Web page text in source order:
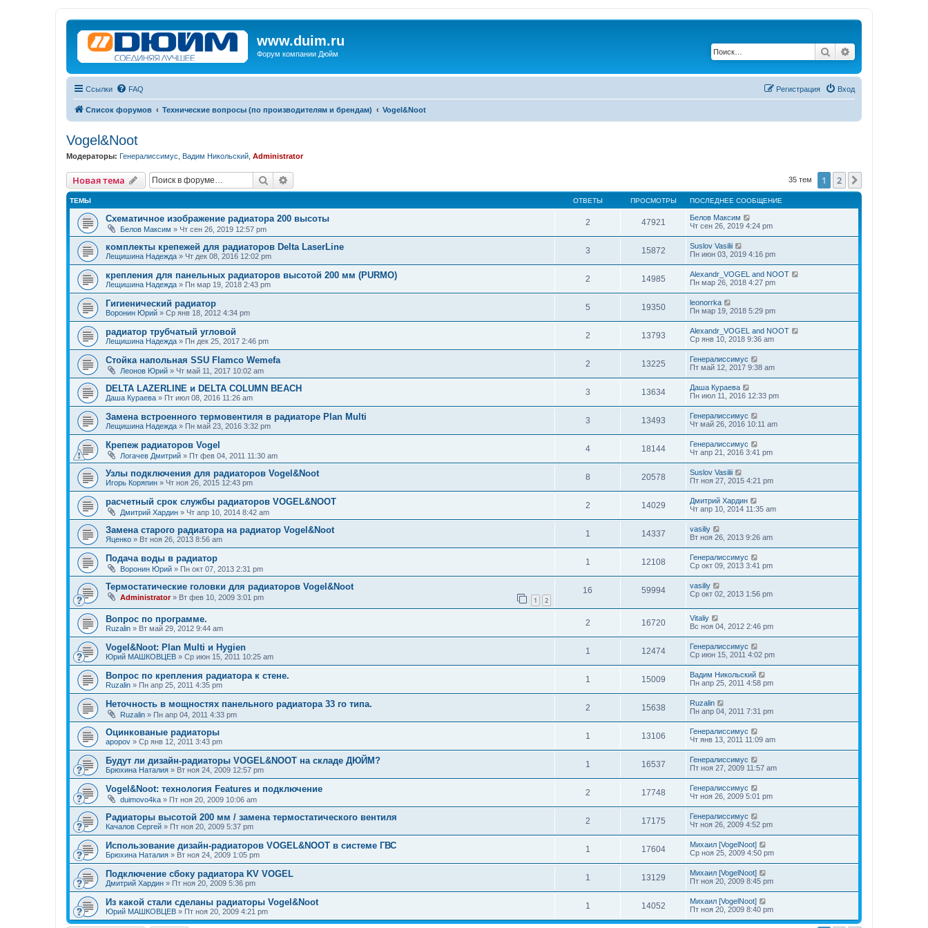
www.duim.ru
Форум компании Дюйм Поиск
Ссылки FAQ Вход
Регистрация
Список форумов Технические вопросы (по производителям и брендам) Vogel&Noot
Vogel&Noot
Модераторы: Генералиссимус Вадим Никольский Administrator
Новая тема Поиск 35 тем 1 2
ТЕМЫ ОТВЕТЫ ПРОСМОТРЫ ПОСЛЕДНЕЕ СООБЩЕНИЕ
Схематичное изображение радиатора 200 высоты
Белов Максим » Чт сен 26, 2019 12:57 pm
2 47921
Белов Максим
Чт сен 26, 2019 4:24 pm
комплекты крепежей для радиаторов Delta LaserLine
Лещишина Надежда » Чт дек 08, 2016 12:02 pm
3 15872
Suslov Vasilii
Пн июн 03, 2019 4:16 pm
крепления для панельных радиаторов высотой 200 мм (PURMO)
Лещишина Надежда » Пн мар 19, 2018 2:43 pm
2 14985
Alexandr_VOGEL and NOOT
Пн мар 26, 2018 4:27 pm
Гигиенический радиатор
Воронин Юрий » Ср янв 18, 2012 4:34 pm
5 19350
leonorrka
Пн мар 19, 2018 5:29 pm
радиатор трубчатый угловой
Лещишина Надежда » Пн дек 25, 2017 2:46 pm
2 13793
Alexandr_VOGEL and NOOT
Ср янв 10, 2018 9:36 am
Стойка напольная SSU Flamco Wemefa
Леонов Юрий » Чт май 11, 2017 10:02 am
2 13225
Генералиссимус
Пт май 12, 2017 9:38 am
DELTA LAZERLINE и DELTA COLUMN BEACH
Даша Кураева » Пт июл 08, 2016 11:26 am
3 13634
Даша Кураева
Пн июл 11, 2016 12:33 pm
Замена встроенного термовентиля в радиаторе Plan Multi
Лещишина Надежда » Пн май 23, 2016 3:32 pm
3 13493
Генералиссимус
Чт май 26, 2016 10:11 am
Крепеж радиаторов Vogel
Логачев Дмитрий » Пт фев 04, 2011 11:30 am
4 18144
Генералиссимус
Чт апр 21, 2016 3:41 pm
Узлы подключения для радиаторов Vogel&Noot
Игорь Коряпин » Чт ноя 26, 2015 12:43 pm
8 20578
Suslov Vasilii
Пт ноя 27, 2015 4:21 pm
расчетный срок службы радиаторов VOGEL&NOOT
Дмитрий Хардин » Чт апр 10, 2014 8:42 am
2 14029
Дмитрий Хардин
Чт апр 10, 2014 11:35 am
Замена старого радиатора на радиатор Vogel&Noot
Яценко » Вт ноя 26, 2013 8:56 am
1 14337
vasiliy
Вт ноя 26, 2013 9:26 am
Подача воды в радиатор
Воронин Юрий » Пн окт 07, 2013 2:31 pm
1 12108
Генералиссимус
Ср окт 09, 2013 3:41 pm
Термостатические головки для радиаторов Vogel&Noot
Administrator» Вт фев 10, 2009 3:01 pm 1 2
16 59994
vasiliy
Ср окт 02, 2013 1:56 pm
Вопрос по программе.
Ruzalin » Вт май 29, 2012 9:44 am
2 16720
Vitaliy
Вс ноя 04, 2012 2:46 pm
Vogel&Noot: Plan Multi и Hygien
Юрий МАШКОВЦЕВ » Ср июн 15, 2011 10:25 am
1 12474
Генералиссимус
Ср июн 15, 2011 4:02 pm
Вопрос по крепления радиатора к стене.
Ruzalin » Пн апр 25, 2011 4:35 pm
1 15009
Вадим Никольский
Пн апр 25, 2011 4:58 pm
Неточность в мощностях панельного радиатора 33 го типа.
Ruzalin » Пн апр 04, 2011 4:33 pm
2 15638
Ruzalin
Пн апр 04, 2011 7:31 pm
Оцинкованые радиаторы
apopov » Ср янв 12, 2011 3:43 pm
1 13106
Генералиссимус
Чт янв 13, 2011 11:09 am
Будут ли дизайн-радиаторы VOGEL&NOOT на складе ДЮЙМ?
Брюхина Наталия » Вт ноя 24, 2009 12:57 pm
1 16537
Генералиссимус
Пт ноя 27, 2009 11:57 am
Vogel&Noot: технология Features и подключение
duimovo4ka » Пт ноя 20, 2009 10:06 am
2 17748
Генералиссимус
Чт ноя 26, 2009 5:01 pm
Радиаторы высотой 200 мм / замена термостатического вентиля
Качалов Сергей » Пт ноя 20, 2009 5:37 pm
2 17175
Генералиссимус
Чт ноя 26, 2009 4:52 pm
Использование дизайн-радиаторов VOGEL&NOOT в системе ГВС
Брюхина Наталия » Вт ноя 24, 2009 1:05 pm
1 17604
Михаил [VogelNoot]
Ср ноя 25, 2009 4:50 pm
Подключение сбоку радиатора KV VOGEL
Дмитрий Хардин » Пт ноя 20, 2009 5:36 pm
1 13129
Михаил [VogelNoot]
Пт ноя 20, 2009 8:45 pm
Из какой стали сделаны радиаторы Vogel&Noot
Юрий МАШКОВЦЕВ » Пт ноя 20, 2009 4:21 pm
1 14052
Михаил [VogelNoot]
Пт ноя 20, 2009 8:40 pm